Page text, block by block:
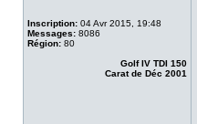
Inscription: 04 Avr 2015, 19:48
Messages: 8086
Région: 80
Golf IV TDI 150
Carat de Déc 2001